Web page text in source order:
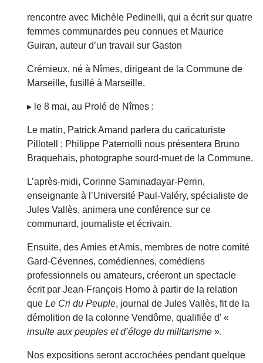
rencontre avec Michèle Pedinelli, qui a écrit sur quatre
femmes communardes peu connues et Maurice
Guiran, auteur d’un travail sur Gaston
Crémieux, né à Nîmes, dirigeant de la Commune de
Marseille, fusillé à Marseille.
▸ le 8 mai, au Prolé de Nîmes :
Le matin, Patrick Amand parlera du caricaturiste
Pillotell ; Philippe Paternolli nous présentera Bruno
Braquehais, photographe sourd-muet de la Commune.
L’après-midi, Corinne Saminadayar-Perrin,
enseignante à l’Université Paul-Valéry, spécialiste de
Jules Vallès, animera une conférence sur ce
communard, journaliste et écrivain.
Ensuite, des Amies et Amis, membres de notre comité
Gard-Cévennes, comédiennes, comédiens
professionnels ou amateurs, créeront un spectacle
écrit par Jean-François Homo à partir de la relation
que Le Cri du Peuple, journal de Jules Vallès, fit de la
démolition de la colonne Vendôme, qualifiée d’ «
insulte aux peuples et d’éloge du militarisme ».
Nos expositions seront accrochées pendant quelque